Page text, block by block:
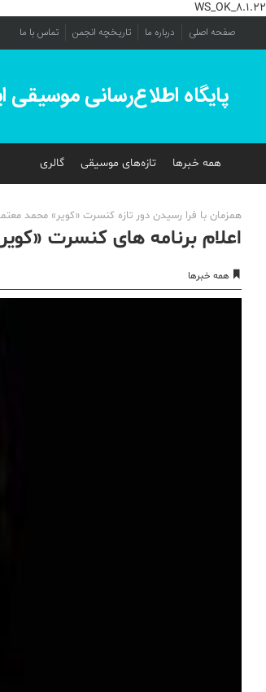
WS_OK_8.1.22
صفحه اصلی درباره ما تاریخچه انجمن تماس با ما
پایگاه اطلاع‌رسانی موسیقی
همه خبرها تازه‌های موسیقی گالری
همزمان با فرا رسیدن دور تازه کنسرت «کویر» محمد
اعلام برنامه های کنسرت
همه خبرها